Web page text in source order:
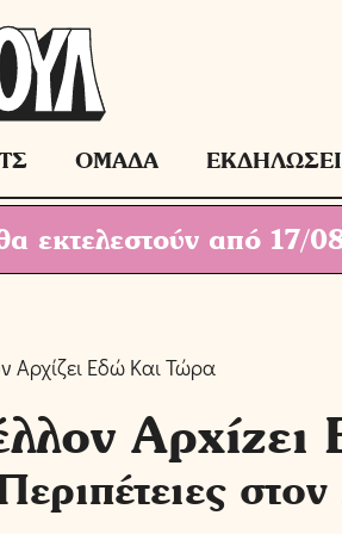
ΟΜΑΔΑ
εκτελεστούν από 17/
Αρχίζει Εδώ Και Τώρα